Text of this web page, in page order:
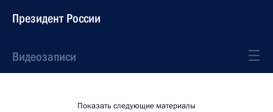
Президент России
Видеозаписи
Показать следующие материалы